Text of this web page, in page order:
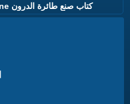
كتاب صنع طائرة الدرون drone من الصفر للمبتدئين pdf